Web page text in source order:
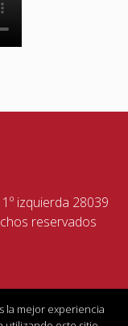
izquierda 28039
reservados
la mejor experiencia